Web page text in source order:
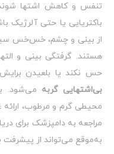
تنفس و کاهش اشتها
باکتریایی یا حتی آلرژیک
از بینی و چشم، خس‌خس
هستند. گرفتگی بینی و
حس نکند یا بلعیدن
بی‌اشتهایی گربه می‌شود.
محیطی گرم و مرطوب، ارائه
مراجعه به دامپزشک برای
به‌موقع می‌تواند از